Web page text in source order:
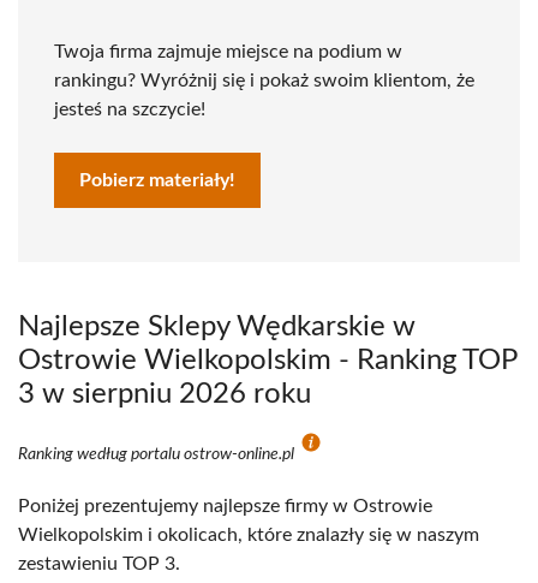
Twoja firma zajmuje miejsce na podium w
rankingu? Wyróżnij się i pokaż swoim klientom, że
jesteś na szczycie!
Pobierz materiały!
Najlepsze Sklepy Wędkarskie w
Ostrowie Wielkopolskim - Ranking TOP
3 w sierpniu 2026 roku
Ranking według portalu ostrow-online.pl
Poniżej prezentujemy najlepsze firmy w Ostrowie
Wielkopolskim i okolicach, które znalazły się w naszym
zestawieniu TOP 3.